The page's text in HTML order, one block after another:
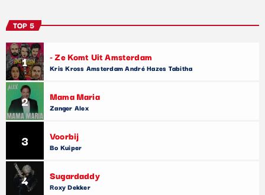
TOP 5
1 - Ze Komt Uit Amsterdam
Kris Kross Amsterdam André Hazes Tabitha
2 Mama Maria
Zanger Alex
3 Voorbij
Bo Kuiper
4 Sugardaddy
Roxy Dekker